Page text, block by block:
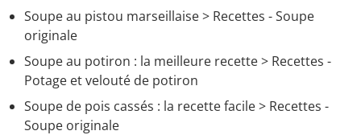
Soupe au pistou marseillaise> Recettes - Soupe
originale
Soupe au potiron : la meilleure recette> Recettes -
Potage et velouté de potiron
Soupe de pois cassés : la recette facile> Recettes -
Soupe originale